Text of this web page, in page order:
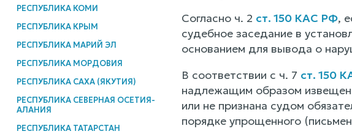
РЕСПУБЛИКА КОМИ
РЕСПУБЛИКА КРЫМ
РЕСПУБЛИКА МАРИЙ ЭЛ
РЕСПУБЛИКА МОРДОВИЯ
РЕСПУБЛИКА САХА (ЯКУТИЯ)
РЕСПУБЛИКА СЕВЕРНАЯ ОСЕТИЯ-
АЛАНИЯ
РЕСПУБЛИКА ТАТАРСТАН
Согласно ч. 2 ст. 150 КАС РФ,
судебное заседание в
основанием для вывода о
В соответствии с ч. 7 ст. 150
надлежащим образом
или не признана судом
порядке упрощенного